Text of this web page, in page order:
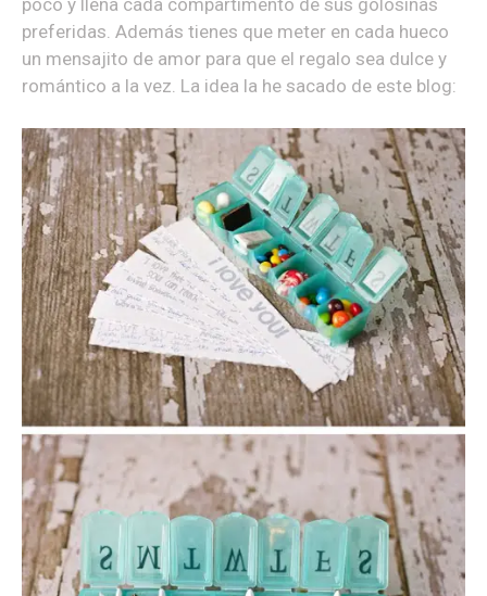
poco y llena cada compartimento de sus golosinas
preferidas. Además tienes que meter en cada hueco
un mensajito de amor para que el regalo sea dulce y
romántico a la vez. La idea la he sacado de este blog: